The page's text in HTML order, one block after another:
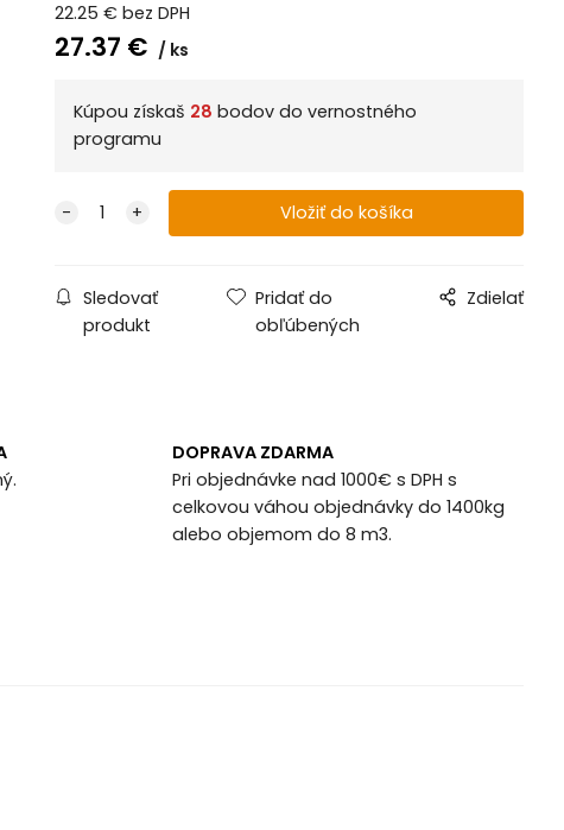
22.25 € bez DPH
27.37 € ks
Kúpou získaš 28 bodov do vernostného
programu
Sledovať
produkt
Pridať do
obľúbených
Zdielať
DOPRAVA ZDARMA
Pri objednávke nad 1000€ s DPH s
celkovou váhou objednávky do 1400kg
alebo objemom do 8 m3.